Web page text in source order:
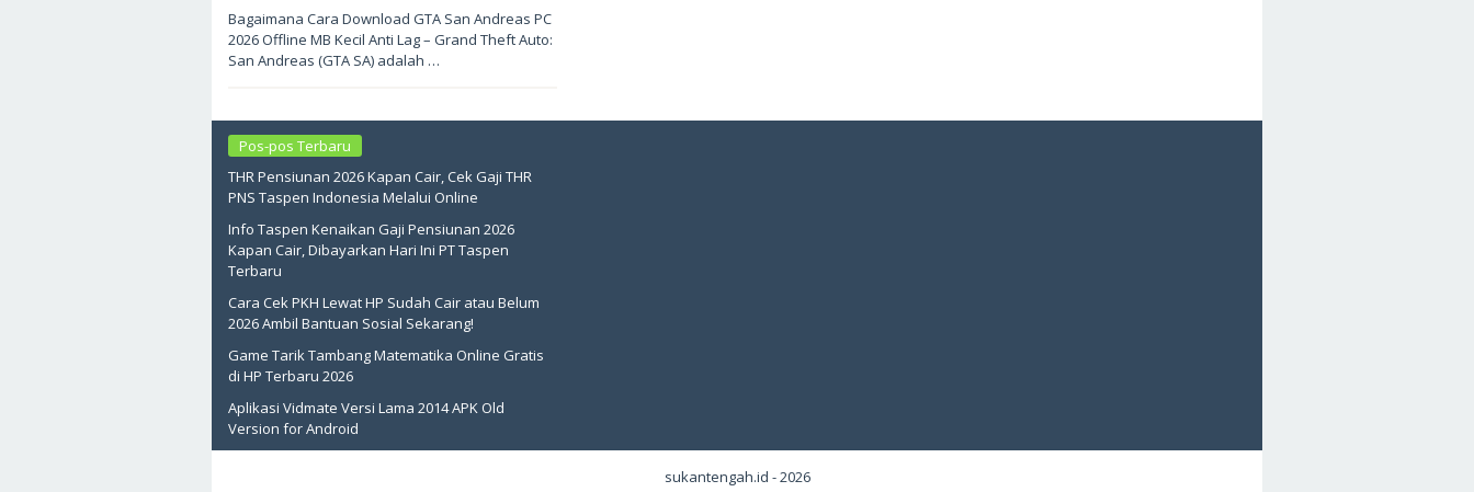
Mei
22,
2026
oleh
sukantengah
Bagaimana Cara Download GTA San Andreas PC
2026 Offline MB Kecil Anti Lag – Grand Theft Auto:
San Andreas (GTA SA) adalah …
Pos-pos Terbaru
THR Pensiunan 2026 Kapan Cair, Cek Gaji THR
PNS Taspen Indonesia Melalui Online
Info Taspen Kenaikan Gaji Pensiunan 2026
Kapan Cair, Dibayarkan Hari Ini PT Taspen
Terbaru
Cara Cek PKH Lewat HP Sudah Cair atau Belum
2026 Ambil Bantuan Sosial Sekarang!
Game Tarik Tambang Matematika Online Gratis
di HP Terbaru 2026
Aplikasi Vidmate Versi Lama 2014 APK Old
Version for Android
sukantengah.id - 2026